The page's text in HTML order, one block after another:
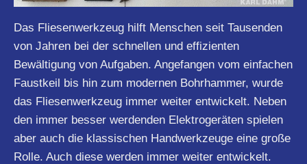
Das Fliesenwerkzeug hilft Menschen seit Tausenden
von Jahren bei der schnellen und effizienten
Bewältigung von Aufgaben. Angefangen vom einfachen
Faustkeil bis hin zum modernen Bohrhammer, wurde
das Fliesenwerkzeug immer weiter entwickelt. Neben
den immer besser werdenden Elektrogeräten spielen
aber auch die klassischen Handwerkzeuge eine große
Rolle. Auch diese werden immer weiter entwickelt.